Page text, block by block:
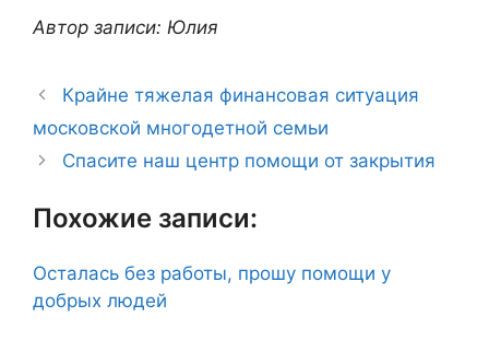
Автор записи: Юлия
Крайне тяжелая финансовая ситуация
московской многодетной семьи
Спасите наш центр помощи от закрытия
Похожие записи:
Осталась без работы, прошу помощи у
добрых людей